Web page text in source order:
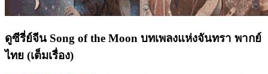
ดูซีรี่ย์จีน Song of the Moon บทเพลงแห่งจันทรา พากย์
ไทย (เต็มเรื่อง)